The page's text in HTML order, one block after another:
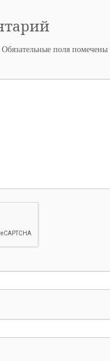
Обязательные поля помечены